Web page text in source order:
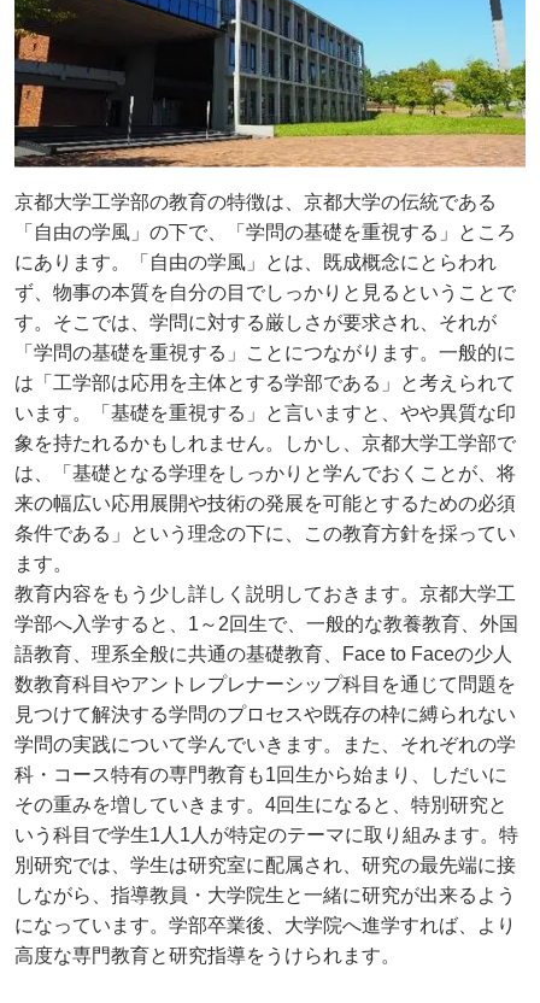
京都大学工学部の教育の特徴は、京都大学の伝統である
「自由の学風」の下で、「学問の基礎を重視する」ところ
にあります。「自由の学風」とは、既成概念にとらわれ
ず、物事の本質を自分の目でしっかりと見るということで
す。そこでは、学問に対する厳しさが要求され、それが
「学問の基礎を重視する」ことにつながります。一般的に
は「工学部は応用を主体とする学部である」と考えられて
います。「基礎を重視する」と言いますと、やや異質な印
象を持たれるかもしれません。しかし、京都大学工学部で
は、「基礎となる学理をしっかりと学んでおくことが、将
来の幅広い応用展開や技術の発展を可能とするための必須
条件である」という理念の下に、この教育方針を採ってい
ます。
教育内容をもう少し詳しく説明しておきます。京都大学工
学部へ入学すると、1～2回生で、一般的な教養教育、外国
語教育、理系全般に共通の基礎教育、Face to Faceの少人
数教育科目やアントレプレナーシップ科目を通じて問題を
見つけて解決する学問のプロセスや既存の枠に縛られない
学問の実践について学んでいきます。また、それぞれの学
科・コース特有の専門教育も1回生から始まり、しだいに
その重みを増していきます。4回生になると、特別研究と
いう科目で学生1人1人が特定のテーマに取り組みます。特
別研究では、学生は研究室に配属され、研究の最先端に接
しながら、指導教員・大学院生と一緒に研究が出来るよう
になっています。学部卒業後、大学院へ進学すれば、より
高度な専門教育と研究指導をうけられます。